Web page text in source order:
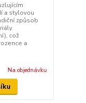
a stylovou
způsob
což
a
Na objednávku